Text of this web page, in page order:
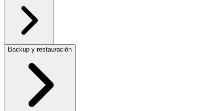
Backup y restauración